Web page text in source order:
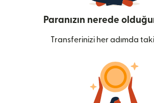
Paranızın nerede
Transferinizi her adımda